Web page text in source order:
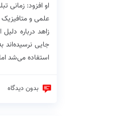
او افزود:
علمی و متافیزیک
زاهد درباره
جایی
استفاده می‌شد
بدون دیدگاه